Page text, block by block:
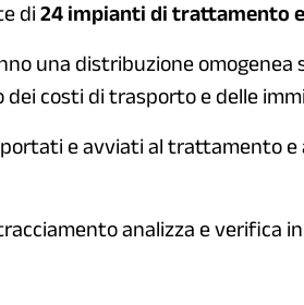
di 24 impianti di trattamento
una distribuzione
costi di trasporto e delle
e avviati al trattamento
analizza e verifica